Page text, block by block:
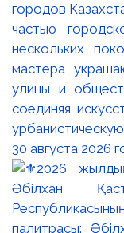
городов
частью
нескольких
мастера
улицы и
соединяя
30 августа 2026